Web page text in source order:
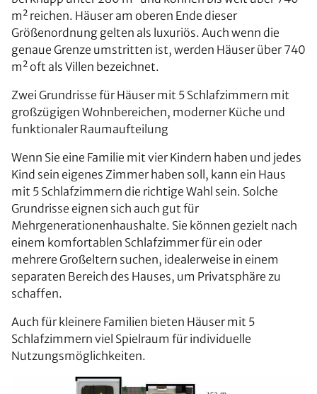
m² reichen. Häuser am oberen Ende dieser
Größenordnung gelten als luxuriös. Auch wenn die
genaue Grenze umstritten ist, werden Häuser über 740
m² oft als Villen bezeichnet.
Zwei Grundrisse für Häuser mit 5 Schlafzimmern mit
großzügigen Wohnbereichen, moderner Küche und
funktionaler Raumaufteilung
Wenn Sie eine Familie mit vier Kindern haben und jedes
Kind sein eigenes Zimmer haben soll, kann ein Haus
mit 5 Schlafzimmern die richtige Wahl sein. Solche
Grundrisse eignen sich auch gut für
Mehrgenerationenhaushalte. Sie können gezielt nach
einem komfortablen Schlafzimmer für ein oder
mehrere Großeltern suchen, idealerweise in einem
separaten Bereich des Hauses, um Privatsphäre zu
schaffen.
Auch für kleinere Familien bieten Häuser mit 5
Schlafzimmern viel Spielraum für individuelle
Nutzungsmöglichkeiten.